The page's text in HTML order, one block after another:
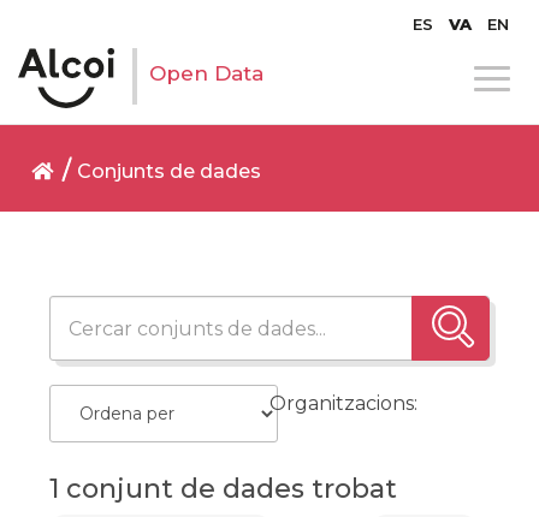
ES VA EN
Open Data
Conjunts de dades
1 conjunt de dades trobat
Organitzacions: